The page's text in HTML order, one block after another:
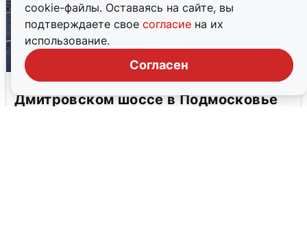
cookie-файлы. Оставаясь на сайте, вы
подтверждаете свое согласие на их
использование.
Согласен
Пять машин столкнулись на
Дмитровском шоссе в Подмосковье